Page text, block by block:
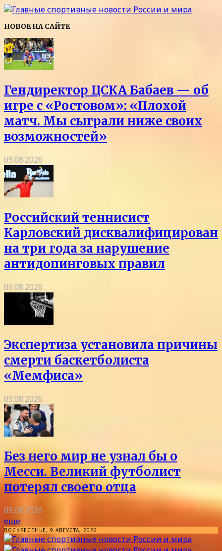
НОВОЕ НА САЙТЕ
Гендиректор ЦСКА Бабаев — об
игре с «Ростовом»: «Плохой
матч. Мы сыграли ниже своих
возможностей»
09.08.2026
Российский теннисист
Карловский дисквалифицирован
на три года за нарушение
антидопинговых правил
09.08.2026
Экспертиза установила причины
смерти баскетболиста
«Мемфиса»
09.08.2026
Без него мир не узнал бы о
Месси. Великий футболист
потерял своего отца
09.08.2026
еще
ВОСКРЕСЕНЬЕ, 9 АВГУСТА, 2026